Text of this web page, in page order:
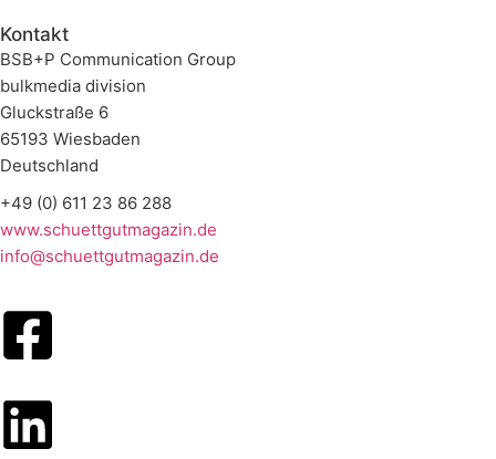
Kontakt
BSB+P Communication Group
bulkmedia division
Gluckstraße 6
65193 Wiesbaden
Deutschland
+49 (0) 611 23 86 288
www.schuettgutmagazin.de
info@schuettgutmagazin.de